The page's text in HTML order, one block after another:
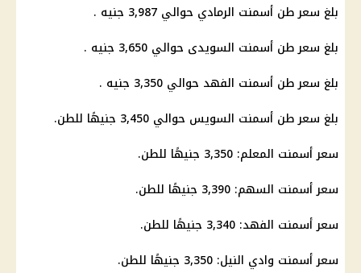
بلغ سعر طن أسمنت الرمادي حوالي 3,987 جنيه .
بلغ سعر طن أسمنت السويدى حوالي 3,650 جنيه .
بلغ سعر طن أسمنت الفهد حوالي 3,350 جنيه .
بلغ سعر طن أسمنت السويس حوالي 3,450 جنيهًا للطن.
سعر أسمنت المعلم: 3,350 جنيهًا للطن.
سعر أسمنت السهم: 3,390 جنيهًا للطن.
سعر أسمنت الفهد: 3,340 جنيهًا للطن.
سعر أسمنت وادي النيل: 3,350 جنيهًا للطن.